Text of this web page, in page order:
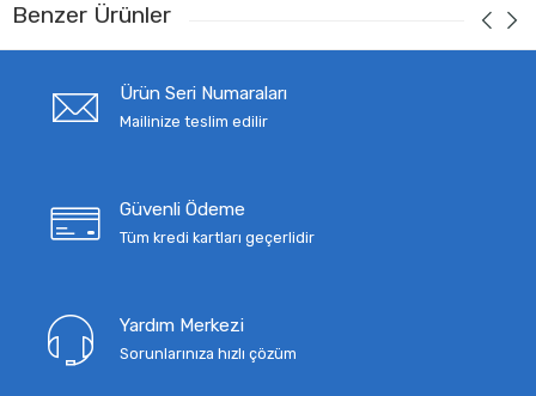
Benzer Ürünler
Ürün Seri Numaraları
Mailinize teslim edilir
Güvenli Ödeme
Tüm kredi kartları geçerlidir
Yardım Merkezi
Sorunlarınıza hızlı çözüm